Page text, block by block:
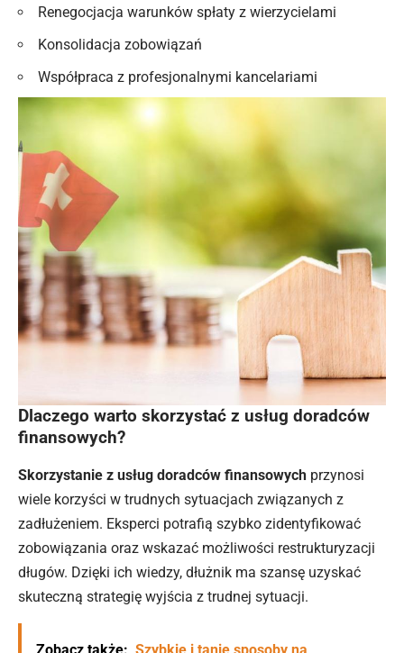
Renegocjacja warunków spłaty z wierzycielami
Konsolidacja zobowiązań
Współpraca z profesjonalnymi kancelariami
Dlaczego warto skorzystać z usług doradców
finansowych?
Skorzystanie z usług doradców finansowych przynosi
wiele korzyści w trudnych sytuacjach związanych z
zadłużeniem. Eksperci potrafią szybko zidentyfikować
zobowiązania oraz wskazać możliwości restrukturyzacji
długów. Dzięki ich wiedzy, dłużnik ma szansę uzyskać
skuteczną strategię wyjścia z trudnej sytuacji.